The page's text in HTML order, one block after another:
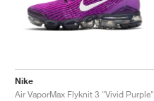
Nike
Air VaporMax Flyknit 3 "Vivid Purple"